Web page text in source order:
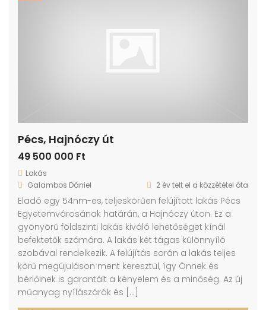
Pécs, Hajnóczy út
49 500 000 Ft
Lakás
Galambos Dániel
2 év telt el a közzététel óta
Eladó egy 54nm-es, teljeskörűen felújított lakás Pécs
Egyetemvárosának határán, a Hajnóczy úton. Ez a
gyönyörű földszinti lakás kiváló lehetőséget kínál
befektetők számára. A lakás két tágas különnyíló
szobával rendelkezik. A felújítás során a lakás teljes
körű megújuláson ment keresztül, így Önnek és
bérlőinek is garantált a kényelem és a minőség. Az új
műanyag nyílászárók és […]